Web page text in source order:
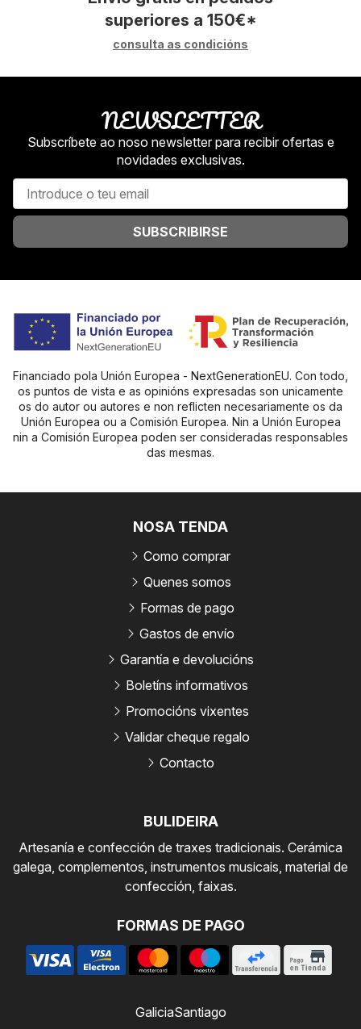
superiores a 150€*
consulta as condicións
NEWSLETTER
Subscríbete ao noso newsletter para recibir ofertas e
novidades exclusivas.
SUBSCRIBIRSE
Financiado pola Unión Europea - NextGenerationEU. Con todo,
os puntos de vista e as opinións expresadas son unicamente
os do autor ou autores e non reflicten necesariamente os da
Unión Europea ou a Comisión Europea. Nin a Unión Europea
nin a Comisión Europea poden ser consideradas responsables
das mesmas.
BULIDEIRA
Artesanía e confección de traxes tradicionais. Cerámica
galega, complementos, instrumentos musicais, material de
confección, faixas.
FORMAS DE PAGO
NOSA TENDA
Como comprar
Quenes somos
Formas de pago
Gastos de envío
Garantía e devolucións
Boletíns informativos
Promocións vixentes
Validar cheque regalo
Contacto
GaliciaSantiago